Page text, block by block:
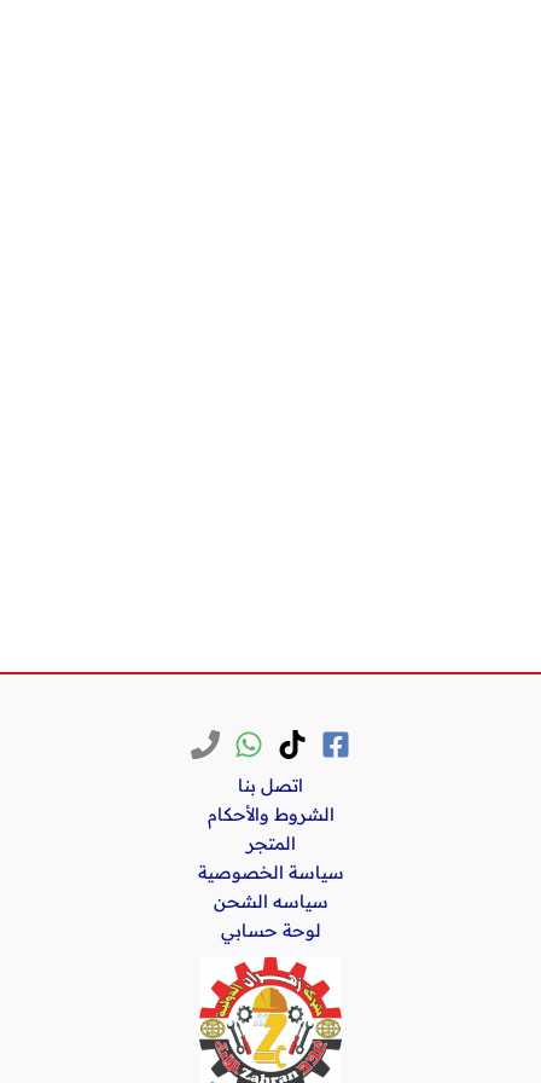
اتصل بنا
الشروط والأحكام
المتجر
سياسة الخصوصية
سياسه الشحن
لوحة حسابي